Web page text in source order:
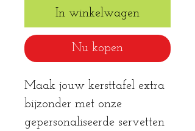
In winkelwagen
Nu kopen
Maak jouw kersttafel extra
bijzonder met onze
gepersonaliseerde servetten